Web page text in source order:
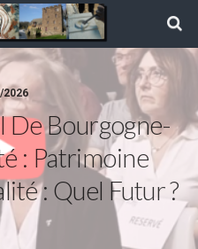
2026
De Bourgogne-
: Patrimoine
: Quel Futur ?